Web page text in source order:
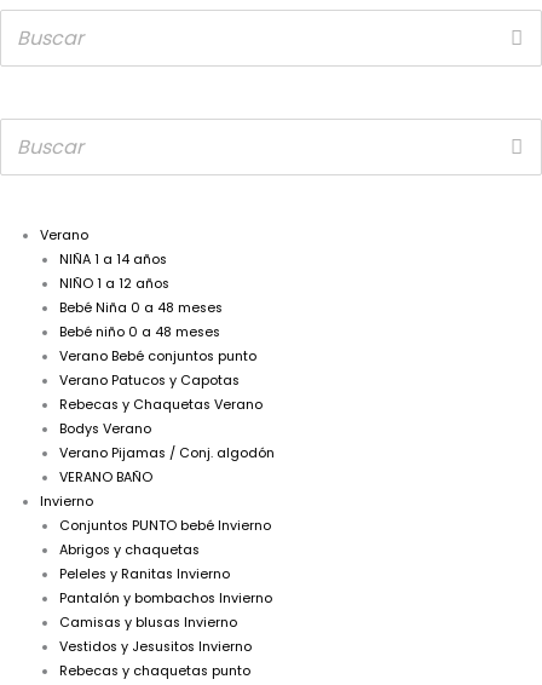
Verano
NIÑA 1 a 14 años
NIÑO 1 a 12 años
Bebé Niña 0 a 48 meses
Bebé niño 0 a 48 meses
Verano Bebé conjuntos punto
Verano Patucos y Capotas
Rebecas y Chaquetas Verano
Bodys Verano
Verano Pijamas / Conj. algodón
VERANO BAÑO
Invierno
Conjuntos PUNTO bebé Invierno
Abrigos y chaquetas
Peleles y Ranitas Invierno
Pantalón y bombachos Invierno
Camisas y blusas Invierno
Vestidos y Jesusitos Invierno
Rebecas y chaquetas punto